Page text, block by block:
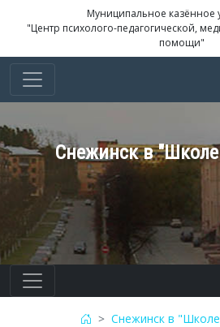
Муниципальное казённое
"Центр психолого-педагогической,
помощи"
Снежинск в
Снежинск в